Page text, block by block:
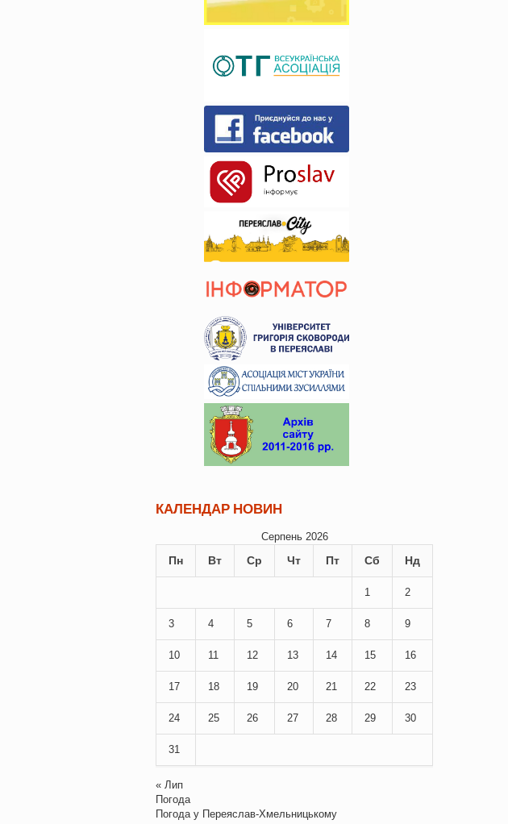
КАЛЕНДАР НОВИН
Серпень 2026
Пн Вт Ср Чт Пт Сб Нд
1 2
3 4 5 6 7 8 9
10 11 12 13 14 15 16
17 18 19 20 21 22 23
24 25 26 27 28 29 30
31
« Лип
Погода
Погода у Переяслав-Хмельницькому